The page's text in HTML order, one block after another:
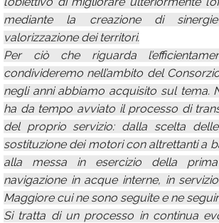
mediante la creazione di
valorizzazione dei territori.
Per ciò che riguarda
condivideremo nell’ambito del
negli anni abbiamo acquisito sul tema.
ha da tempo avviato il processo di
del proprio servizio: dalla scelta
sostituzione dei motori con altrettanti a
alla messa in esercizio della
navigazione in acque interne, in
Maggiore cui ne sono seguite e ne
Si tratta di un processo in continua